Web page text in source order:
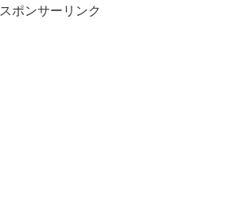
スポンサーリンク